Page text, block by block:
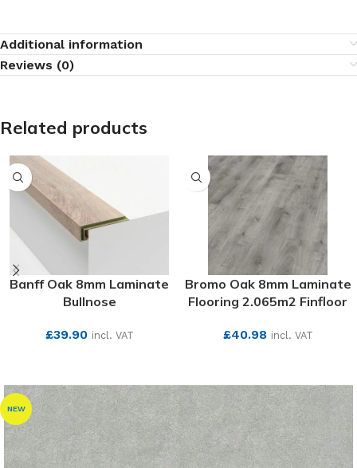
Additional information
Reviews (0)
Related products
Banff Oak 8mm Laminate
Bullnose
£39.90 incl. VAT
Bromo Oak 8mm Laminate
Flooring 2.065m2 Finfloor
£40.98 incl. VAT
NEW